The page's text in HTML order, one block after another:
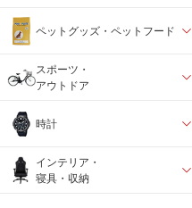
ペットグッズ・ペットフード
スポーツ・
アウトドア
時計
インテリア・
寝具・収納